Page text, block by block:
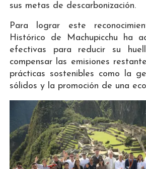
sus metas de descarbonización.
Para lograr este
Histórico de Machupicchu ha
efectivas para reducir su
compensar las emisiones
prácticas sostenibles como la
sólidos y la promoción de una